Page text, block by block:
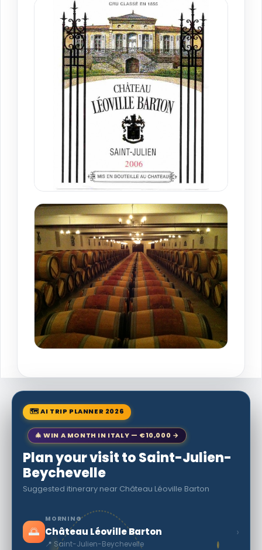
🗺 AI TRIP PLANNER 2026
🎄 WIN A MONTH IN ITALY — €10,000 →
Plan your visit to Saint-Julien-
Beychevelle
Suggested itinerary near Château Léoville Barton
🌅
MORNING
Château Léoville Barton
📍 Saint-Julien-Beychevelle
›